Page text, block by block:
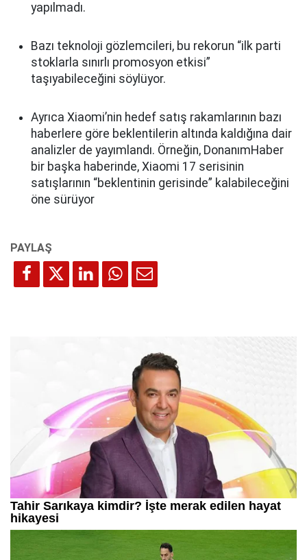
yapılmadı.
Bazı teknoloji gözlemcileri, bu rekorun “ilk parti
stoklarla sınırlı promosyon etkisi”
taşıyabileceğini söylüyor.
Ayrıca Xiaomi’nin hedef satış rakamlarının bazı
haberlere göre beklentilerin altında kaldığına dair
analizler de yayımlandı. Örneğin, DonanımHaber
bir başka haberinde, Xiaomi 17 serisinin
satışlarının “beklentinin gerisinde” kalabileceğini
öne sürüyor